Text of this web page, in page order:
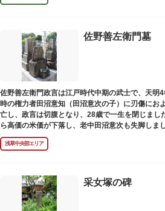
佐野善左衛門墓
佐野善左衛門政言は江戸時代中期の武士で、天明
時の権力者田沼意知（田沼意次の子）に刃傷にお
亡し、政言は切腹となり、28歳で一生を閉じまし
ら高価の米価が下落し、老中田沼意次も失脚しま
ほんじ）境内にあります。
浅草中央部エリア
采女塚の碑